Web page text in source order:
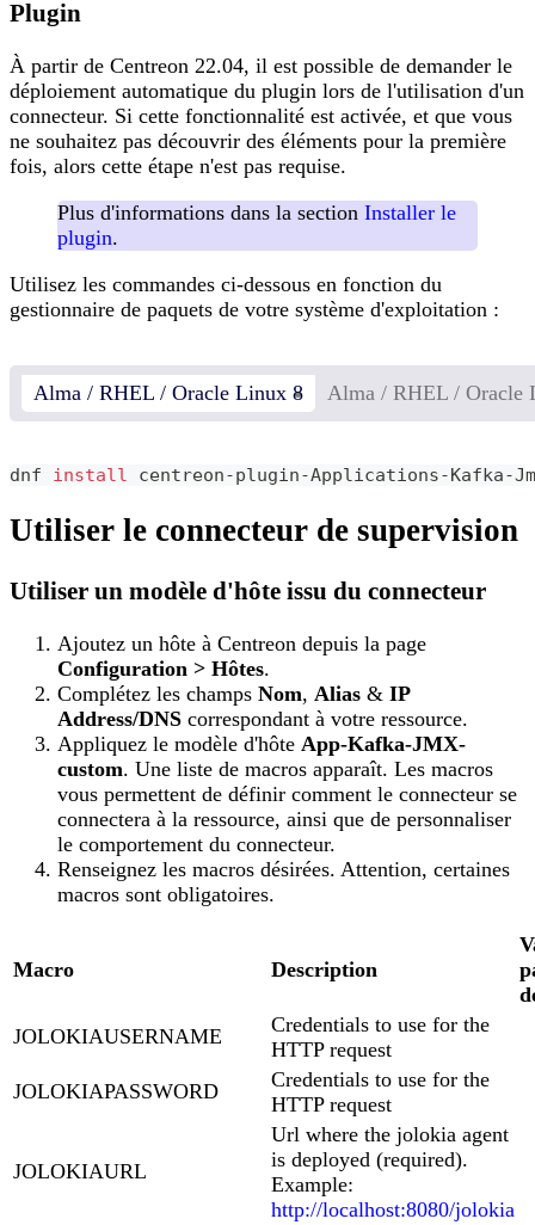
Plugin
À partir de Centreon 22.04, il est possible de demander le
déploiement automatique du plugin lors de l'utilisation d'un
connecteur. Si cette fonctionnalité est activée, et que vous
ne souhaitez pas découvrir des éléments pour la première
fois, alors cette étape n'est pas requise.
Plus d'informations dans la section Installer le
plugin.
Utilisez les commandes ci-dessous en fonction du
gestionnaire de paquets de votre système d'exploitation :
Alma / RHEL / Oracle Linux 8 Alma / RHEL / Oracle
dnf install centreon-plugin-Applications-Kafka-
Utiliser le connecteur de supervision
Utiliser un modèle d'hôte issu du connecteur
Ajoutez un hôte à Centreon depuis la page
Configuration > Hôtes.
Complétez les champs Nom, Alias & IP
Address/DNS correspondant à votre ressource.
Appliquez le modèle d'hôte App-Kafka-JMX-
custom. Une liste de macros apparaît. Les macros
vous permettent de définir comment le connecteur se
connectera à la ressource, ainsi que de personnaliser
le comportement du connecteur.
Renseignez les macros désirées. Attention, certaines
macros sont obligatoires.
Macro Description
JOLOKIAUSERNAME
Credentials to use for the
HTTP request
JOLOKIAPASSWORD
Credentials to use for the
HTTP request
JOLOKIAURL
Url where the jolokia agent
is deployed (required).
Example:
http://localhost:8080/jolokia